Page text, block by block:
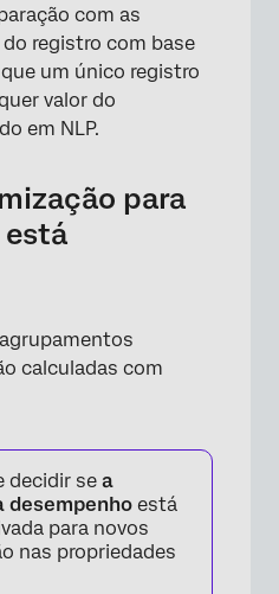
com as
registro com base
um único registro
valor do
em NLP.
para
está
calculadas com
decidir se a
desempenho está
para novos
nas propriedades